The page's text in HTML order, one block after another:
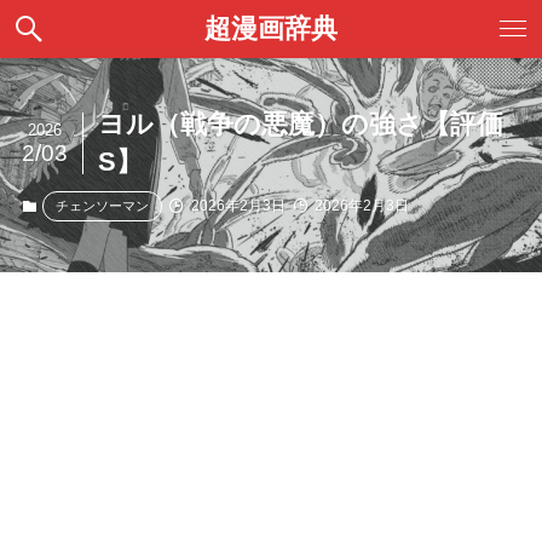
超漫画辞典
ヨル（戦争の悪魔）の強さ【評価
S】
2026
2/03
チェンソーマン 2026年2月3日 2026年2月3日